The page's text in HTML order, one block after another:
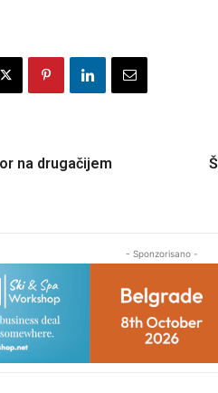
na drugačijem
- Sponzorisano -